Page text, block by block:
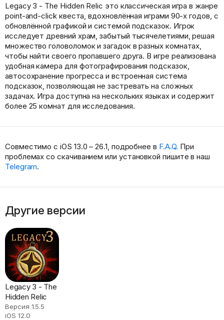
Legacy 3 - The Hidden Relic это классическая игра в жанре
point-and-click квеста, вдохновлённая играми 90-х годов, с
обновлённой графикой и системой подсказок. Игрок
исследует древний храм, забытый тысячелетиями, решая
множество головоломок и загадок в разных комнатах,
чтобы найти своего пропавшего друга. В игре реализована
удобная камера для фотографирования подсказок,
автосохранение прогресса и встроенная система
подсказок, позволяющая не застревать на сложных
задачах. Игра доступна на нескольких языках и содержит
более 25 комнат для исследования.
Совместимо с iOS 13.0 – 26.1, подробнее в F.A.Q. При
проблемах со скачиванием или установкой пишите в наш
Telegram.
Другие версии
Legacy 3 - The
Hidden Relic
Версия 1.5.5
iOS 12.0